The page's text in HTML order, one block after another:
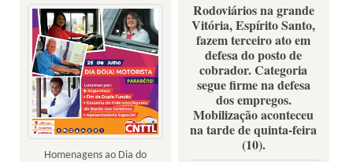
Homenagens ao Dia do
Rodoviários na grande
Vitória, Espírito Santo,
fazem terceiro ato em
defesa do posto de
cobrador. Categoria
segue firme na defesa
dos empregos.
Mobilização aconteceu
na tarde de quinta-feira
(10).